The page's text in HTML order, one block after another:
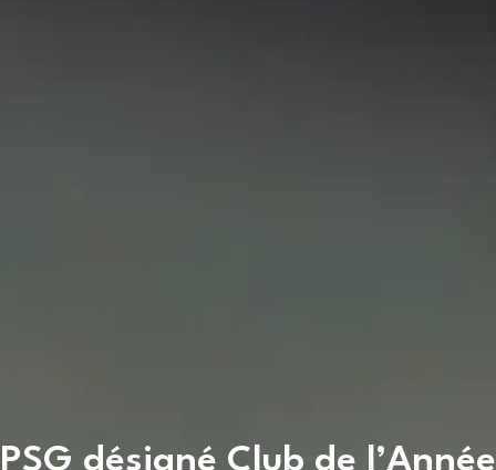
PSG désigné Club de l’Année